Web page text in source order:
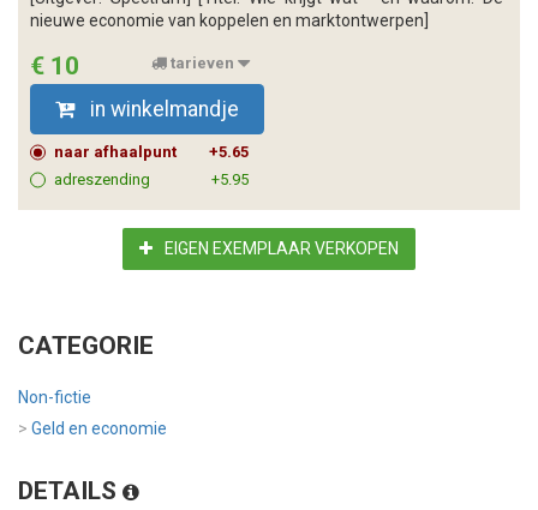
nieuwe economie van koppelen en marktontwerpen]
€ 10 tarieven
in winkelmandje
naar afhaalpunt
+5.65
adreszending
+5.95
EIGEN EXEMPLAAR VERKOPEN
CATEGORIE
Non-fictie
> Geld en economie
DETAILS